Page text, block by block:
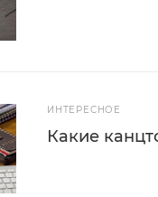
ИНТЕРЕСНОЕ
Какие